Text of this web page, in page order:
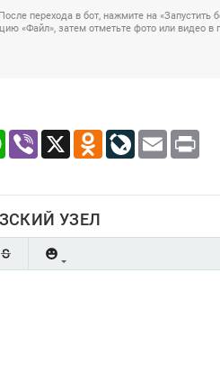
перехода в бот, нажмите на «Запустить
«Файл», затем отметьте фото или видео в
WhatsApp
Viber X Odnoklassniki
LiveJournal
Email
УЗЕЛ